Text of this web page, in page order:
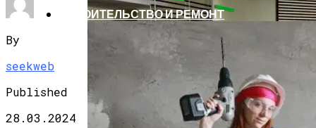
СТРОИТЕЛЬСТВО И РЕМОНТ
By
seekweb
Published
28.03.2024